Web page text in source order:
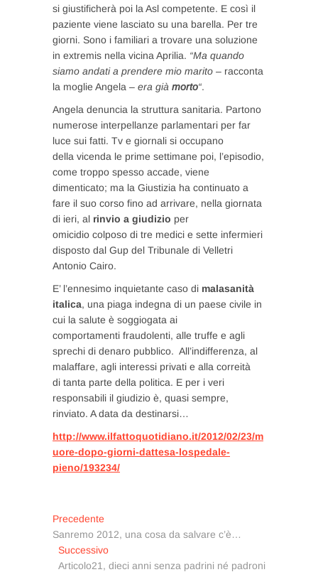
si giustificherà poi la Asl competente. E così il
paziente viene lasciato su una barella. Per tre
giorni. Sono i familiari a trovare una soluzione
in extremis nella vicina Aprilia. “Ma quando
siamo andati a prendere mio marito – racconta
la moglie Angela – era già morto“.
Angela denuncia la struttura sanitaria. Partono
numerose interpellanze parlamentari per far
luce sui fatti. Tv e giornali si occupano
della vicenda le prime settimane poi, l’episodio,
come troppo spesso accade, viene
dimenticato; ma la Giustizia ha continuato a
fare il suo corso fino ad arrivare, nella giornata
di ieri, al rinvio a giudizio per
omicidio colposo di tre medici e sette infermieri
disposto dal Gup del Tribunale di Velletri
Antonio Cairo.
E’ l’ennesimo inquietante caso di malasanità
italica, una piaga indegna di un paese civile in
cui la salute è soggiogata ai
comportamenti fraudolenti, alle truffe e agli
sprechi di denaro pubblico. All’indifferenza, al
malaffare, agli interessi privati e alla correità
di tanta parte della politica. E per i veri
responsabili il giudizio è, quasi sempre,
rinviato. A data da destinarsi…
http://www.ilfattoquotidiano.it/2012/02/23/m
uore-dopo-giorni-dattesa-lospedale-
pieno/193234/
Navigazione
articoli
Precedente
precedente:
Sanremo 2012, una cosa da salvare c’è…
SuccessivoArticolo
successivo:
Articolo21, dieci anni senza padrini né padroni